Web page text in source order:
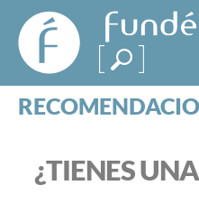
FundéuRAE
- Fundación
del Español
Urgente
ESPECIALES
¿TIENES